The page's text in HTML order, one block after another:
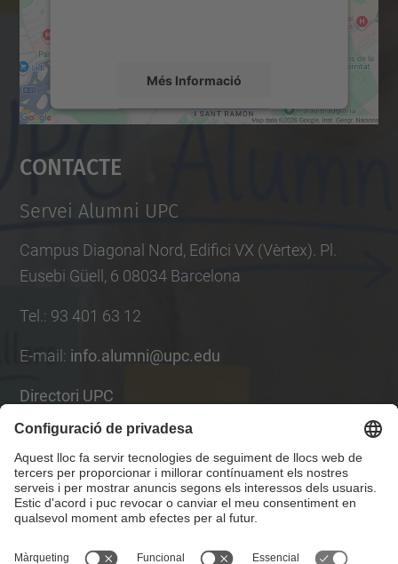
Més Informació
Accepta
powered by
Contacte
Servei Alumni UPC
Campus Diagonal Nord, Edifici VX (Vèrtex). Pl.
Eusebi Güell, 6 08034 Barcelona
Tel. : 93 401 63 12
E-mail : info.alumni@upc.edu
Directori UPC
Formulari de contacte
Llista Xarxes Socials